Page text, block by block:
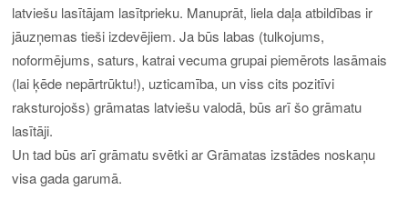
latviešu lasītājam lasītprieku. Manuprāt, liela daļa atbildības ir
jāuzņemas tieši izdevējiem. Ja būs labas (tulkojums,
noformējums, saturs, katrai vecuma grupai piemērots lasāmais
(lai ķēde nepārtrūktu!), uzticamība, un viss cits pozitīvi
raksturojošs) grāmatas latviešu valodā, būs arī šo grāmatu
lasītāji.
Un tad būs arī grāmatu svētki ar Grāmatas izstādes noskaņu
visa gada garumā.